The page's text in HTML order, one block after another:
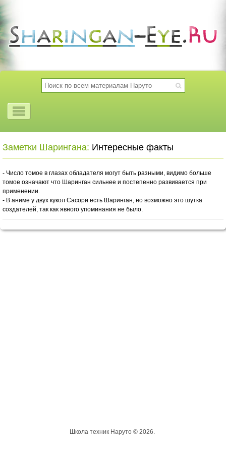
Заметки Шарингана: Интересные факты
- Число томое в глазах обладателя могут быть разными, видимо больше
томое означают что Шаринган сильнее и постепенно развивается при
применении.
- В аниме у двух кукол Сасори есть Шаринган, но возможно это шутка
создателей, так как явного упоминания не было.
Школа техник Наруто © 2026.